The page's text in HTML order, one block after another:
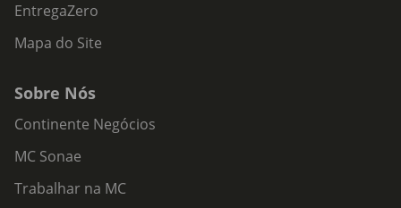
EntregaZero
Mapa do Site
Sobre Nós
Continente Negócios
MC Sonae
Trabalhar na MC